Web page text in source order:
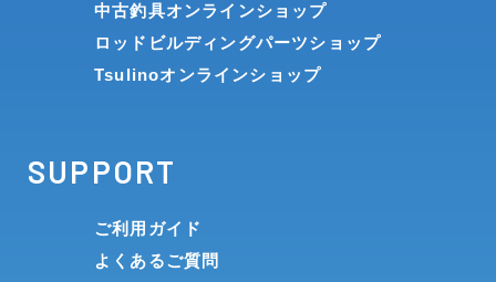
中古釣具オンラインショップ
ロッドビルディングパーツショップ
Tsulinoオンラインショップ
SUPPORT
ご利用ガイド
よくあるご質問